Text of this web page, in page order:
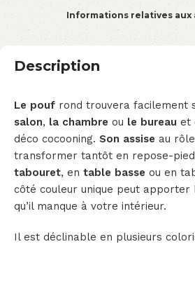
Informations relatives aux
Description
Le pouf rond trouvera facilement
salon, la chambre ou le bureau et
déco cocooning. Son assise au
transformer tantôt en repose-
tabouret, en table basse ou en
côté couleur unique peut apporter
qu’il manque à votre intérieur.
Il est déclinable en plusieurs